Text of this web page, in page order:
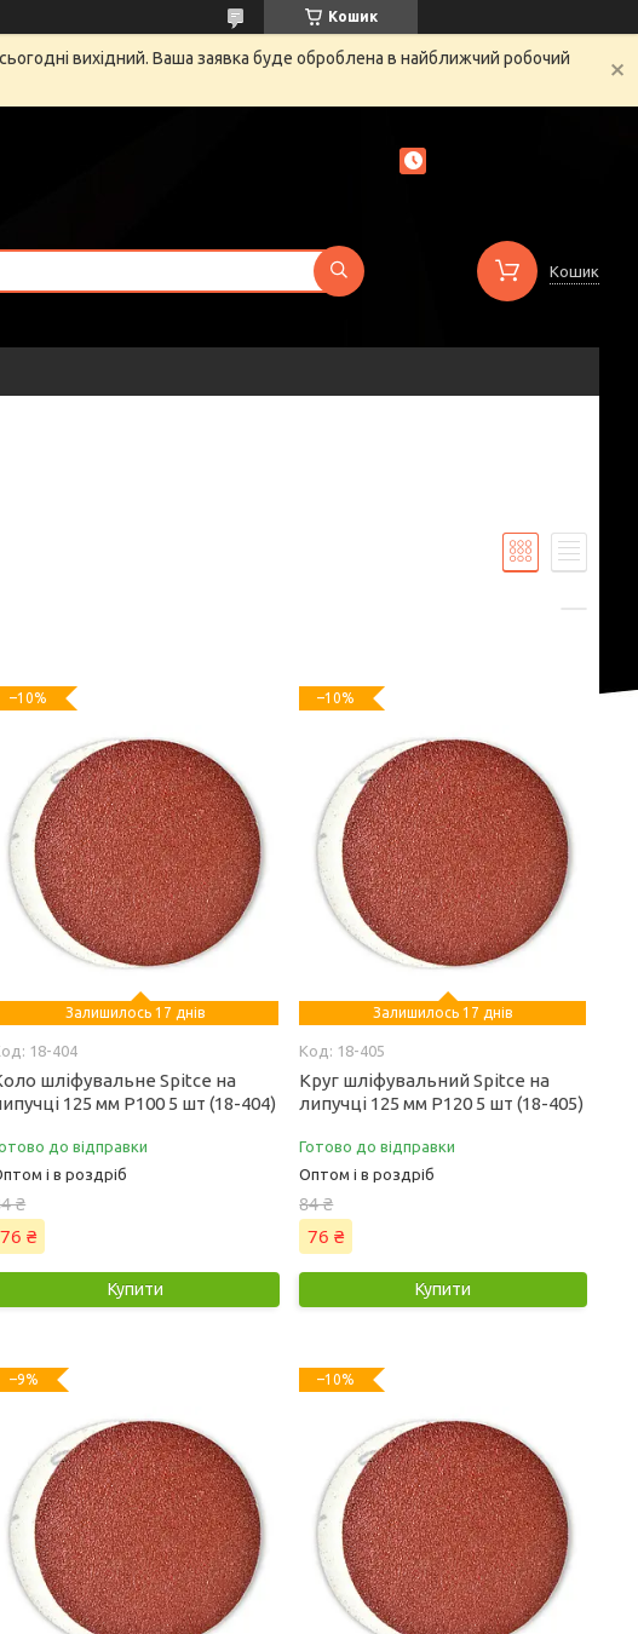
Кошик
вихідний. Ваша заявка буде оброблена в найближчий робочий
Кошик
–10%
Залишилось 17 днів
18-404
шліфувальне Spitce на
125 мм Р100 5 шт (18-404)
до відправки
і в роздріб
₴
76 ₴
Купити
–10%
Залишилось 17 днів
18-405
Круг шліфувальний Spitce на
липучці 125 мм Р120 5 шт (18-405)
Готово до відправки
Оптом і в роздріб
84 ₴
76 ₴
Купити
–9% –10%